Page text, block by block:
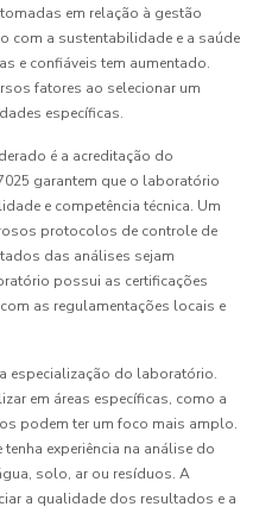
em relação à gestão
com a sustentabilidade e a saúde
e confiáveis tem aumentado.
fatores ao selecionar um
específicas.
é a acreditação do
garantem que o laboratório
e competência técnica. Um
protocolos de controle de
das análises sejam
possui as certificações
as regulamentações locais e
especialização do laboratório.
em áreas específicas, como a
podem ter um foco mais amplo.
experiência na análise do
solo, ar ou resíduos. A
a qualidade dos resultados e a